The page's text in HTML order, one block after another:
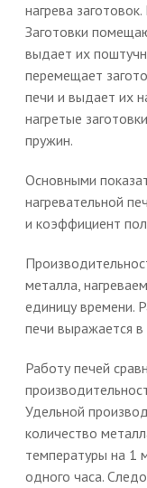
нагрева
Заготовки
выдает их
перемещает
печи и выдает их
нагретые
пружин.
Основными
нагревательной
и коэффициент
металла,
единицу времени.
печи выражается в
Работу печей
Удельной
количество
температуры на 1
одного часа.